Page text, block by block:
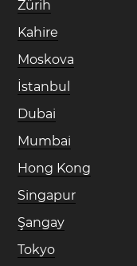
Zürih
Kahire
Moskova
İstanbul
Dubai
Mumbai
Hong Kong
Singapur
Şangay
Tokyo